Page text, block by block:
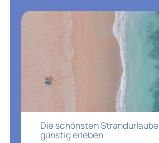
Die schönsten Strandurlaube
günstig erleben